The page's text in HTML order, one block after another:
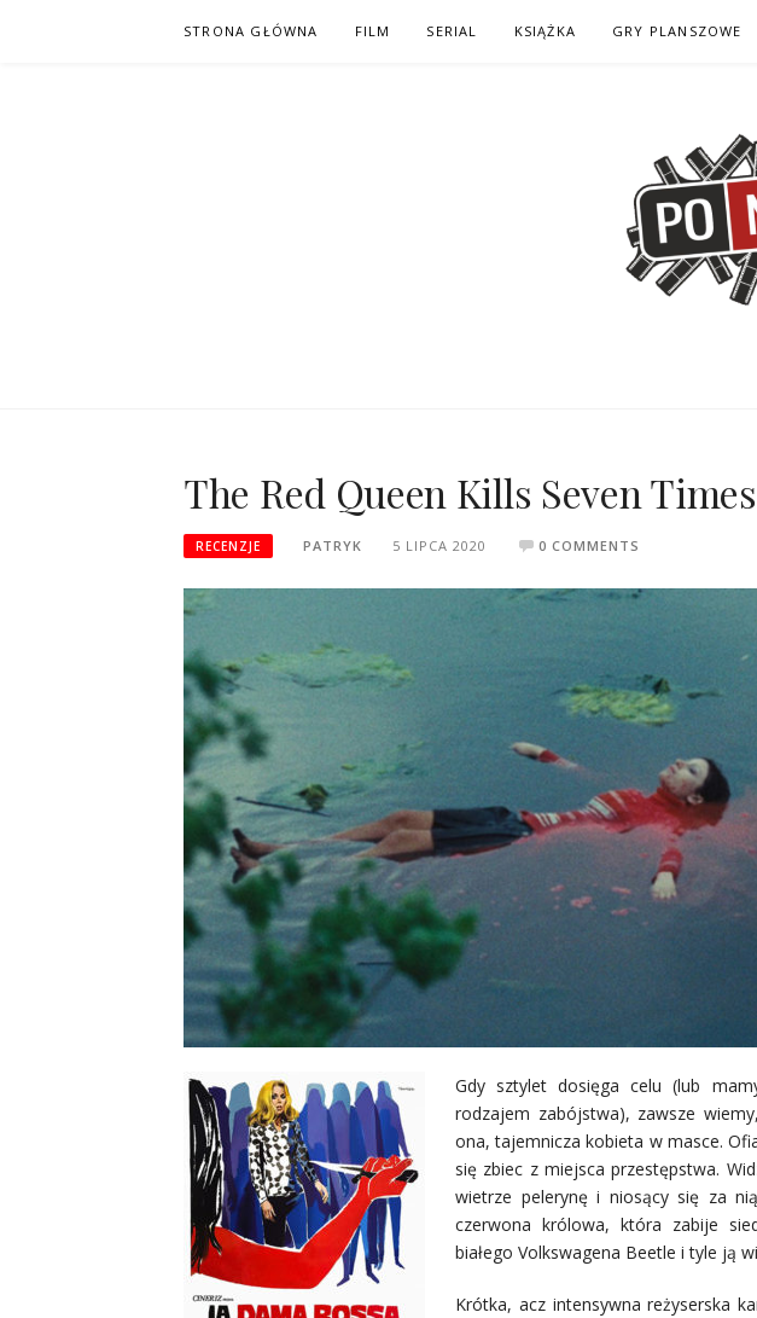
STRONA GŁÓWNA FILM SERIAL KSIĄŻKA GRY PLANSZOWE
The Red Queen Kills Seven Times
RECENZJE PATRYK 5 LIPCA 2020 0 COMMENTS
Gdy sztylet dosięga celu (lub
rodzajem zabójstwa), zawsze
ona, tajemnicza kobieta w masce.
się zbiec z miejsca przestępstwa.
wietrze pelerynę i niosący się za
czerwona królowa, która zabije
białego Volkswagena Beetle i tyle ją
Krótka, acz intensywna reżyserska